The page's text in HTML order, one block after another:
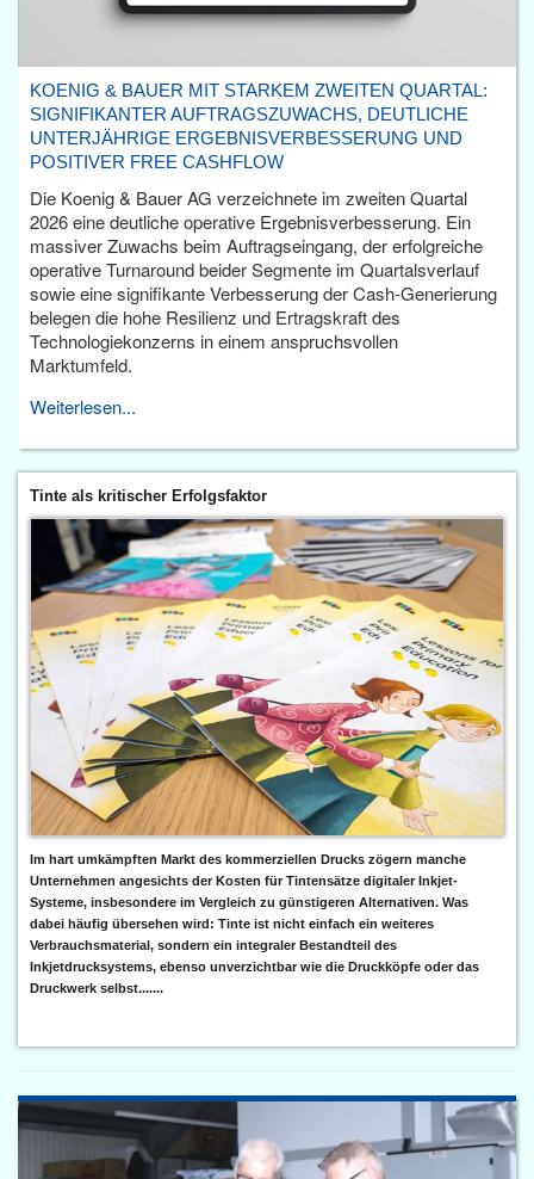
KOENIG & BAUER MIT STARKEM ZWEITEN QUARTAL:
SIGNIFIKANTER AUFTRAGSZUWACHS, DEUTLICHE
UNTERJÄHRIGE ERGEBNISVERBESSERUNG UND
POSITIVER FREE CASHFLOW
Die Koenig & Bauer AG verzeichnete im zweiten Quartal
2026 eine deutliche operative Ergebnisverbesserung. Ein
massiver Zuwachs beim Auftragseingang, der erfolgreiche
operative Turnaround beider Segmente im Quartalsverlauf
sowie eine signifikante Verbesserung der Cash-Generierung
belegen die hohe Resilienz und Ertragskraft des
Technologiekonzerns in einem anspruchsvollen
Marktumfeld.
Weiterlesen...
Tinte als kritischer Erfolgsfaktor
Im hart umkämpften Markt des kommerziellen Drucks zögern manche
Unternehmen angesichts der Kosten für Tintensätze digitaler Inkjet-
Systeme, insbesondere im Vergleich zu günstigeren Alternativen. Was
dabei häufig übersehen wird: Tinte ist nicht einfach ein weiteres
Verbrauchsmaterial, sondern ein integraler Bestandteil des
Inkjetdrucksystems, ebenso unverzichtbar wie die Druckköpfe oder das
Druckwerk selbst.......